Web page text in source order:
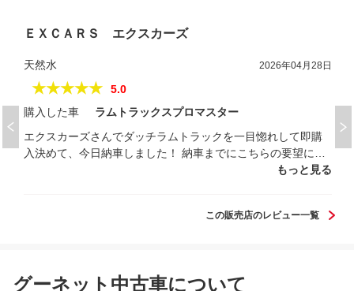
ＥＸＣＡＲＳ エクスカーズ
天然水 2026年04月28日
★★★★★
5.0
購入した車
ラムトラックスプロマスター
エクスカーズさんでダッチラムトラックを一目惚れして即購
入決めて、今日納車しました！ 納車までにこちらの要望にも
快くして頂き大満足です！ 信頼できる車屋さんです！もっと見る
この販売店のレビュー一覧
グーネット中古車について